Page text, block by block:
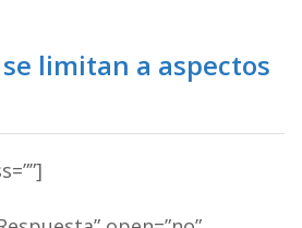
limitan a aspectos